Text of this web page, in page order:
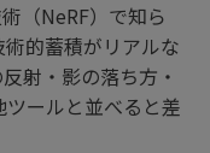
（NeRF）で知ら
的蓄積がリアルな
射・影の落ち方・
ールと並べると差